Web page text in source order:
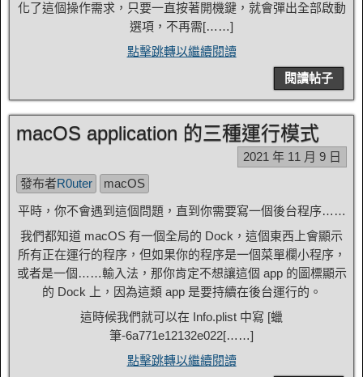
化了這個操作需求，只要一直按著開機鍵，就會彈出全部啟動
選項，不再需[……]
點擊跳轉以繼續閱讀
閱讀帖子
macOS application 的三種運行模式
2021 年 11 月 9 日
發布者R0uter
macOS
平時，你不會遇到這個問題，直到你需要寫一個後台程序……
我們都知道 macOS 有一個全局的 Dock，這個東西上會顯示
所有正在運行的程序，但如果你的程序是一個菜單欄小程序，
或者是一個……輸入法，那你肯定不想讓這個 app 的圖標顯示
的 Dock 上，因為這類 app 是要持續在後台運行的。
這時候我們就可以在 Info.plist 中寫 [蠟
筆-6a771e12132e022[……]
點擊跳轉以繼續閱讀